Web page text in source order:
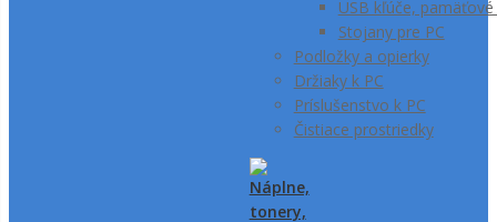
USB kľúče,
Stojany pre PC
Podložky a opierky
Držiaky k PC
Príslušenstvo k PC
Čistiace prostriedky